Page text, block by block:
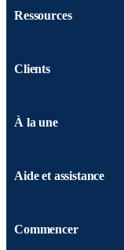
Ressources
Clients
À la une
Aide et assistance
Commencer